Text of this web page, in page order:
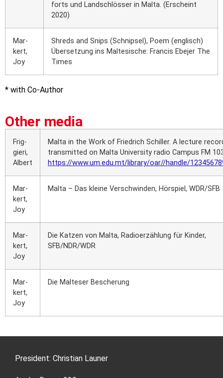
forts und Land­schlös­ser in Mal­ta. (Erscheint
2020)
Mar­
kert,
Joy
Shreds and Snips (Schnip­sel), Poem (eng­lisch)
Über­set­zung ins Mal­te­si­sche: Fran­cis Ebe­jer The
Times
* with Co-Aut­hor
Other media
Frig­
gie­ri,
Albert
Mal­ta in the Work of Fried­rich Schil­ler. A lec­tu­re
trans­mit­ted on Mal­ta Uni­ver­si­ty radio Cam­pus FM
https://www.um.edu.mt/library/oar//handle/
Mar­
kert,
Joy
Mal­ta – Das klei­ne Ver­schwin­den, Hör­spiel, WDR/SFB
Mar­
kert,
Joy
Die Kat­zen von Mal­ta, Radio­er­zäh­lung für Kin­der,
SFB/NDR/WDR
Mar­
kert,
Joy
Die Mal­te­ser Besche­rung
Pre­si­dent: Chris­ti­an Lau­ner